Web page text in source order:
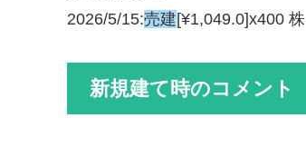
2026/5/15:売建[¥1,049.0]x400
新規建て時のコメント